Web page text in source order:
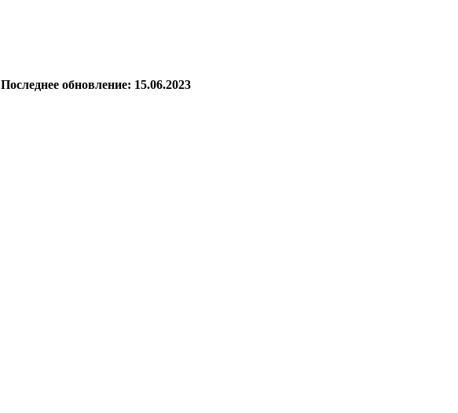
Последнее обновление: 15.06.2023